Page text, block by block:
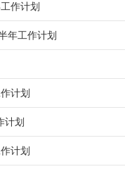
作计划
年工作计划
计划
计划
计划